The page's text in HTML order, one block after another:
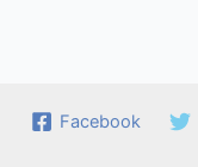
Facebook